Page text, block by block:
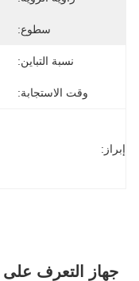
سطوع:
نسبة التباين:
وقت الاستجابة:
إبراز: